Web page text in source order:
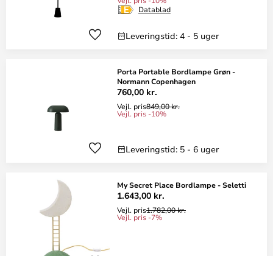
Datablad
Leveringstid: 4 - 5 uger
Porta Portable Bordlampe Grøn -
Normann Copenhagen
760,00 kr.
Vejl. pris849,00 kr.
Vejl. pris -10%
Leveringstid: 5 - 6 uger
My Secret Place Bordlampe - Seletti
1.643,00 kr.
Vejl. pris1.782,00 kr.
Vejl. pris -7%